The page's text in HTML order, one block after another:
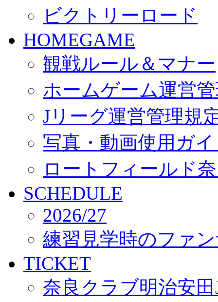
ビクトリーロード
HOMEGAME
観戦ルール＆マナー
ホームゲーム運営
Jリーグ運営管理規
写真・動画使用ガ
ロートフィールド
SCHEDULE
2026/27
練習見学時のファ
TICKET
奈良クラブ明治安